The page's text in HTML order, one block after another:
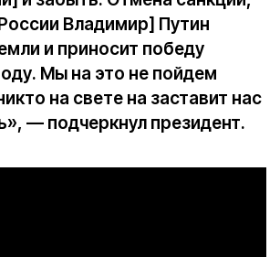
Владимир] Путин
и приносит победу
Мы на это не пойдем
на свете на заставит нас
— подчеркнул президент.